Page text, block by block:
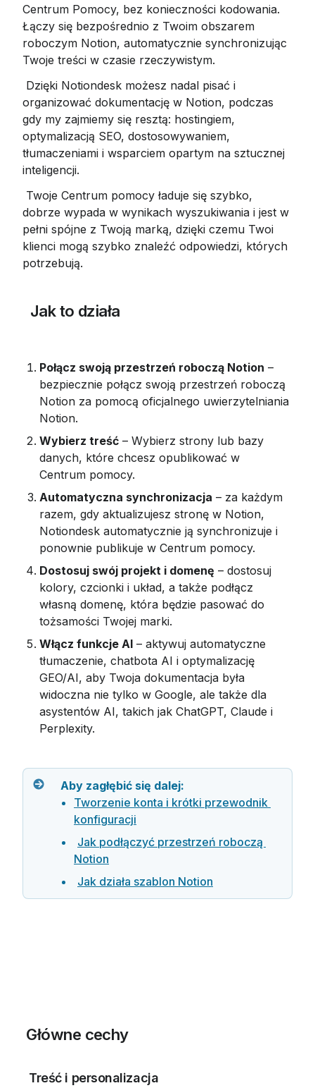
Centrum Pomocy, bez konieczności kodowania.
Łączy się bezpośrednio z Twoim obszarem
roboczym Notion, automatycznie synchronizując
Twoje treści w czasie rzeczywistym.
organizować dokumentację w Notion, podczas
gdy my zajmiemy się resztą: hostingiem,
optymalizacją SEO, dostosowywaniem,
tłumaczeniami i wsparciem opartym na sztucznej
inteligencji.
dobrze wypada w wynikach wyszukiwania i jest w
pełni spójne z Twoją marką, dzięki czemu Twoi
klienci mogą szybko znaleźć odpowiedzi, których
potrzebują.
Jak to działa
Połącz swoją przestrzeń roboczą Notion –
bezpiecznie połącz swoją przestrzeń roboczą
Notion za pomocą oficjalnego uwierzytelniania
Notion.
Wybierz treść – Wybierz strony lub bazy
danych, które chcesz opublikować w
Centrum pomocy.
Automatyczna synchronizacja – za każdym
razem, gdy aktualizujesz stronę w Notion,
Notiondesk automatycznie ją synchronizuje i
ponownie publikuje w Centrum pomocy.
Dostosuj swój projekt i domenę – dostosuj
kolory, czcionki i układ, a także podłącz
własną domenę, która będzie pasować do
tożsamości Twojej marki.
Włącz funkcje AI – aktywuj automatyczne
tłumaczenie, chatbota AI i optymalizację
GEO/AI, aby Twoja dokumentacja była
widoczna nie tylko w Google, ale także dla
asystentów AI, takich jak ChatGPT, Claude i
Perplexity.
Aby zagłębić się dalej:
Tworzenie konta i krótki przewodnik
konfiguracji
Jak podłączyć przestrzeń roboczą
Notion
Jak działa szablon Notion
Główne cechy
Treść i personalizacja